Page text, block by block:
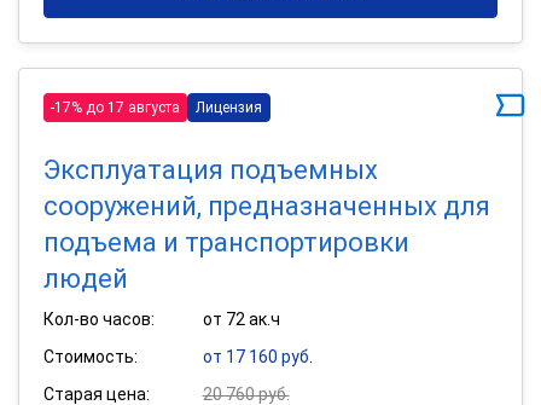
-17% до 17 августа Лицензия
Эксплуатация подъемных
сооружений, предназначенных для
подъема и транспортировки
людей
Кол-во часов:
от 72 ак.ч
Стоимость:
от 17 160 руб.
Старая цена:
20 760 руб.